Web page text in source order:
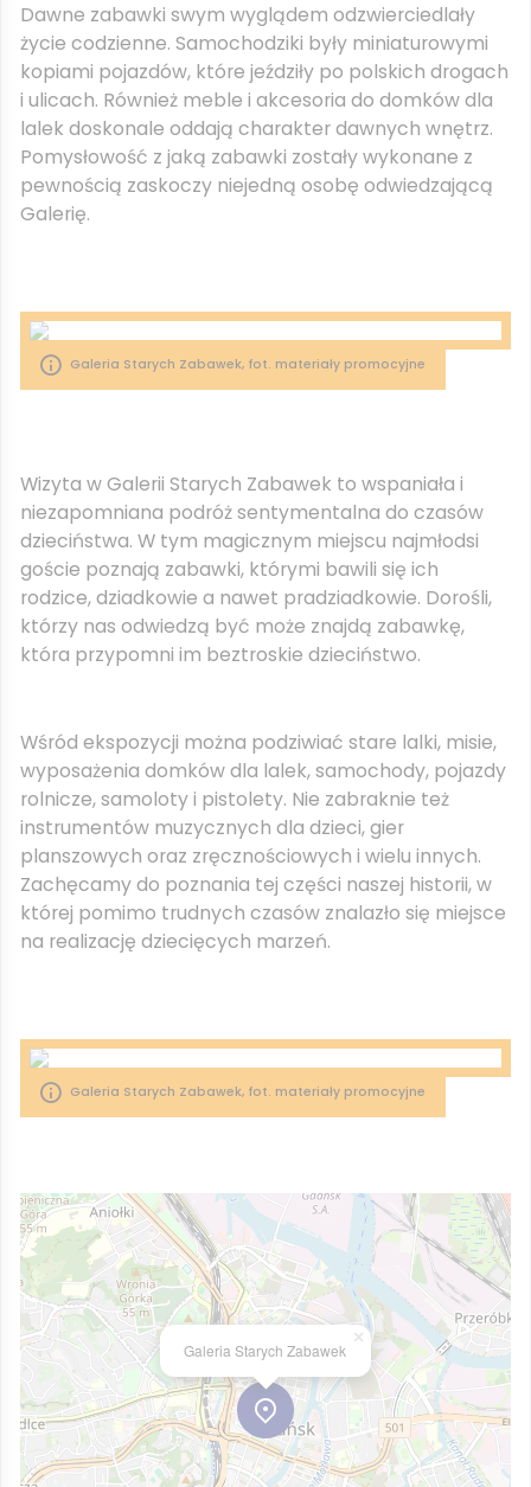
Dawne zabawki swym wyglądem odzwierciedlały
życie codzienne. Samochodziki były miniaturowymi
kopiami pojazdów, które jeździły po polskich drogach
i ulicach. Również meble i akcesoria do domków dla
lalek doskonale oddają charakter dawnych wnętrz.
Pomysłowość z jaką zabawki zostały wykonane z
pewnością zaskoczy niejedną osobę odwiedzającą
Galerię.
Galeria Starych Zabawek, fot. materiały promocyjne
Wizyta w Galerii Starych Zabawek to wspaniała i
niezapomniana podróż sentymentalna do czasów
dzieciństwa. W tym magicznym miejscu najmłodsi
goście poznają zabawki, którymi bawili się ich
rodzice, dziadkowie a nawet pradziadkowie. Dorośli,
którzy nas odwiedzą być może znajdą zabawkę,
która przypomni im beztroskie dzieciństwo.
Wśród ekspozycji można podziwiać stare lalki, misie,
wyposażenia domków dla lalek, samochody, pojazdy
rolnicze, samoloty i pistolety. Nie zabraknie też
instrumentów muzycznych dla dzieci, gier
planszowych oraz zręcznościowych i wielu innych.
Zachęcamy do poznania tej części naszej historii, w
której pomimo trudnych czasów znalazło się miejsce
na realizację dziecięcych marzeń.
Galeria Starych Zabawek, fot. materiały promocyjne
Galeria Starych Zabawek
×